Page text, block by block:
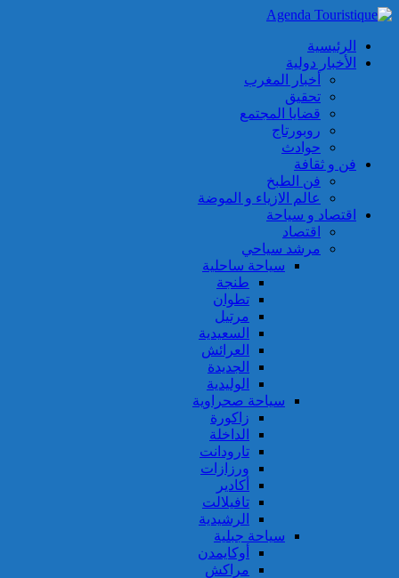
الرئيسية
الأخبار دولية
أخبار المغرب
تحقيق
قضايا المجتمع
روبورتاج
حوادث
فن و ثقافة
فن الطبخ
عالم الازياء و الموضة
اقتصاد و سياحة
اقتصاد
مرشد سياحي
سياحة ساحلية
طنجة
تطوان
مرتيل
السعيدية
العرائش
الجديدة
الوليدية
سياحة صحراوية
زاكورة
الداخلة
تارودانت
ورزازات
أكادير
تافيلالت
الرشيدية
سياحة جبلية
أوكايمدن
مراكش